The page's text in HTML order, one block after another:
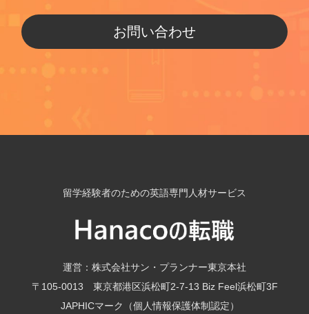
お問い合わせ
留学経験者のための英語専門人材サービス
運営：株式会社サン・プランナー東京本社
〒105-0013 東京都港区浜松町2-7-13 Biz Feel浜松町3F
JAPHICマーク（個人情報保護体制認定）